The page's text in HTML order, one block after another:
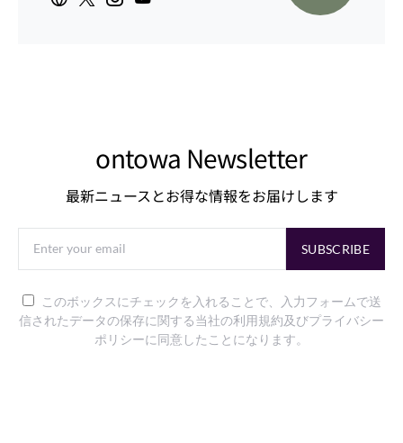
ontowa Newsletter
最新ニュースとお得な情報をお届けします
SUBSCRIBE
このボックスにチェックを入れることで、入力フォームで送
信されたデータの保存に関する当社の利用規約及びプライバシー
ポリシーに同意したことになります。